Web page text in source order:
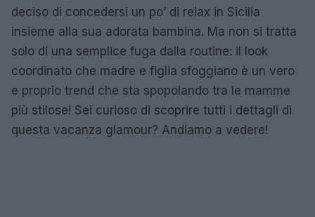
deciso di concedersi un po’ di relax in Sicilia
insieme alla sua adorata bambina. Ma non si tratta
solo di una semplice fuga dalla routine: il look
coordinato che madre e figlia sfoggiano è un vero
e proprio trend che sta spopolando tra le mamme
più stilose! Sei curioso di scoprire tutti i dettagli di
questa vacanza glamour? Andiamo a vedere!